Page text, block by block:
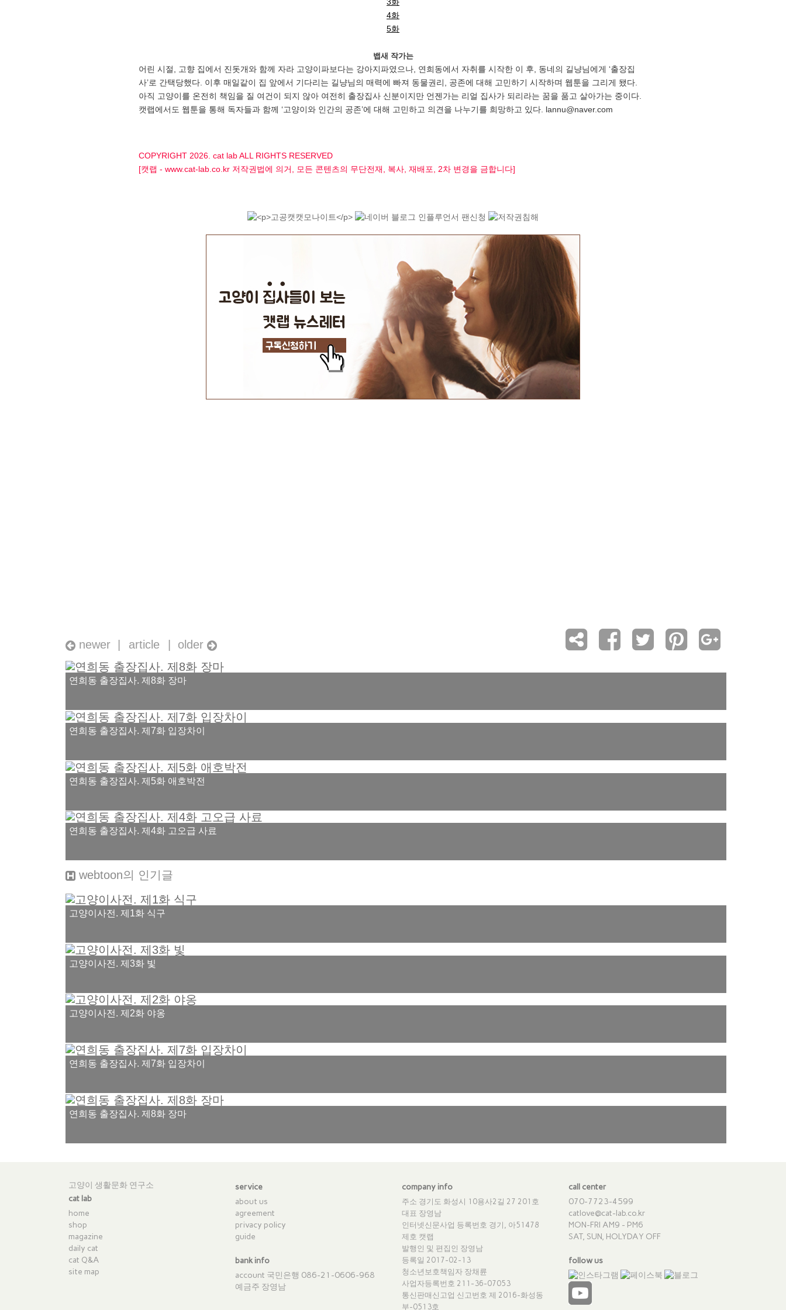
3화
4화
5화
뱁새 작가는
어린 시절, 고향 집에서 진돗개와 함께 자라 고양이파보다는 강아지파였으나, 연희동에서 자취를 시작한 이 후, 동네의 길냥님에게 ‘출장집
사’로 간택당했다. 이후 매일같이 집 앞에서 기다리는 길냥님의 매력에 빠져 동물권리, 공존에 대해 고민하기 시작하며 웹툰을 그리게 됐다.
아직 고양이를 온전히 책임을 질 여건이 되지 않아 여전히 출장집사 신분이지만 언젠가는 리얼 집사가 되리라는 꿈을 품고 살아가는 중이다.
캣랩에서도 웹툰을 통해 독자들과 함께 ‘고양이와 인간의 공존’에 대해 고민하고 의견을 나누기를 희망하고 있다. lannu@naver.com
COPYRIGHT 2026. cat lab ALL RIGHTS RESERVED
[캣랩 - www.cat-lab.co.kr 저작권법에 의거, 모든 콘텐츠의 무단전재, 복사, 재배포, 2차 변경을 금합니다]
newer | article | older
연희동 출장집사. 제8화 장마
연희동 출장집사. 제7화 입장차이
연희동 출장집사. 제5화 애호박전
연희동 출장집사. 제4화 고오급 사료
webtoon의 인기글
고양이사전. 제1화 식구
고양이사전. 제3화 빛
고양이사전. 제2화 야옹
연희동 출장집사. 제7화 입장차이
연희동 출장집사. 제8화 장마
고양이 생활문화 연구소
cat lab
home
shop
magazine
daily cat
cat Q&A
site map
service
about us
agreement
privacy policy
guide
bank info
account 국민은행 086-21-0606-968
예금주 장영남
company info
주소 경기도 화성시 10용사2길 27 201호
대표 장영남
인터넷신문사업 등록번호 경기, 아51478
제호 캣랩
발행인 및 편집인 장영남
등록일 2017-02-13
청소년보호책임자 장채륜
사업자등록번호 211-36-07053
통신판매신고업 신고번호 제 2016-화성동
부-0513호
call center
070-7723-4599
catlove@cat-lab.co.kr
MON-FRI AM9 - PM6
SAT, SUN, HOLYDAY OFF
follow us